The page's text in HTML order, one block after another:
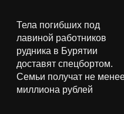
Тела погибших под
лавиной работников
рудника в Бурятии
доставят спецбортом.
Семьи получат не
миллиона рублей